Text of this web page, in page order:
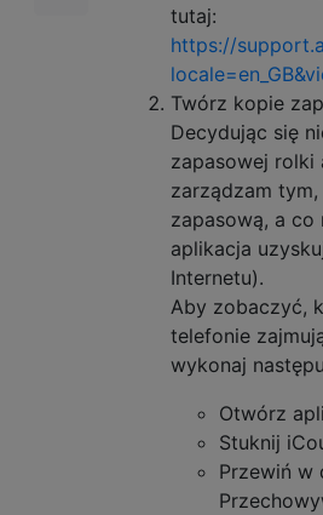
tutaj:
https://
Twórz kopie
Decydując się
zapasowej rolki
zarządzam
zapasową, a
aplikacja
Internetu).
Aby zobaczyć,
telefonie
wykonaj
Otwórz
Stuknij
Przewiń w